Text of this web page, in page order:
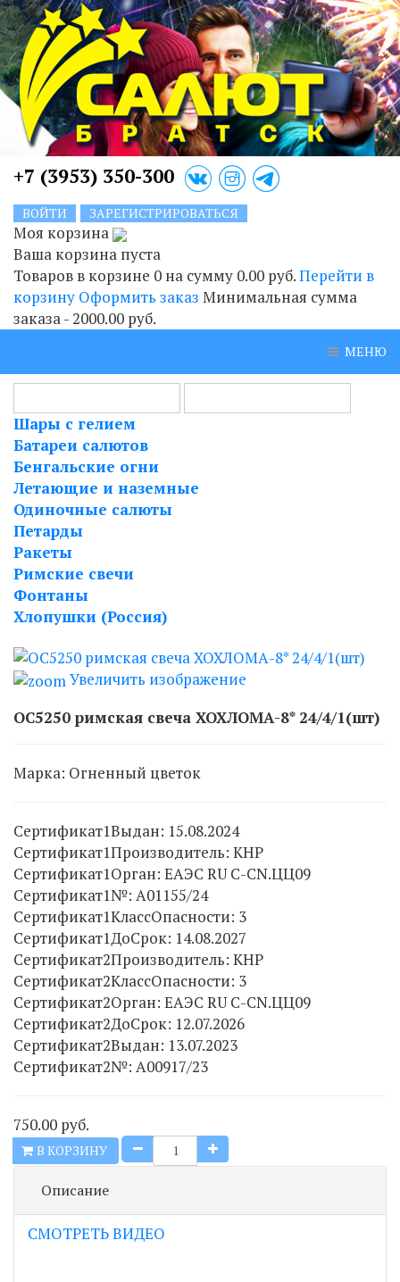
+7 (3953) 350-300
ВОЙТИ ЗАРЕГИСТРИРОВАТЬСЯ
Моя корзина
Ваша корзина пуста
Товаров в корзине 0 на сумму 0.00 руб.Перейти в
корзину Оформить заказ Минимальная сумма
заказа - 2000.00 руб.
МЕНЮ
Шары с гелием
Батареи салютов
Бенгальские огни
Летающие и наземные
Одиночные салюты
Петарды
Ракеты
Римские свечи
Фонтаны
Хлопушки (Россия)
Увеличить изображение
ОС5250 римская свеча ХОХЛОМА-8* 24/4/1(шт)
Марка: Огненный цветок
Сертификат1Выдан: 15.08.2024
Сертификат1Производитель: КНР
Сертификат1Орган: ЕАЭС RU C-CN.ЦЦ09
Сертификат1№: А01155/24
Сертификат1КлассОпасности: 3
Сертификат1ДоСрок: 14.08.2027
Сертификат2Производитель: КНР
Сертификат2КлассОпасности: 3
Сертификат2Орган: ЕАЭС RU C-CN.ЦЦ09
Сертификат2ДоСрок: 12.07.2026
Сертификат2Выдан: 13.07.2023
Сертификат2№: А00917/23
750.00 руб.
В КОРЗИНУ
Описание
СМОТРЕТЬ ВИДЕО